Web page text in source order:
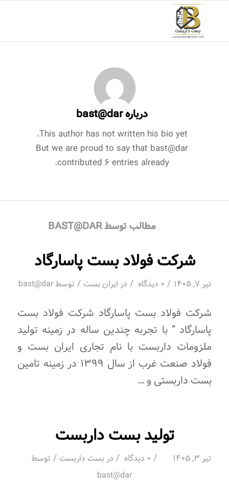
دربارهbast@dar
This author has not written his bio yet.
But we are proud to say that bast@dar
contributed 6 entries already.
مطالب توسط BAST@DAR
شرکت فولاد بست پاسارگاد
تیر 7, 1405 / 0 دیدگاه / در ایران بست / توسطbast@dar
شرکت فولاد بست پاسارگاد شرکت فولاد بست
پاسارگاد ” با تجربه چندین ساله در زمینه تولید
ملزومات داربست با نام تجاری ایران بست و
فولاد صنعت غرب از سال 1399 در زمینه تامین
بست داربستی و …
تولید بست داربست
تیر 3, 1405 / 0 دیدگاه / دربست داربست / توسط
bast@dar